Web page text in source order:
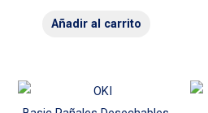
Añadir al carrito